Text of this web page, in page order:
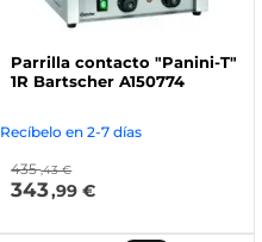
Parrilla contacto "Panini-T"
1R Bartscher A150774
Recíbelo en 2-7 días
435 ,43 €
343,99 €